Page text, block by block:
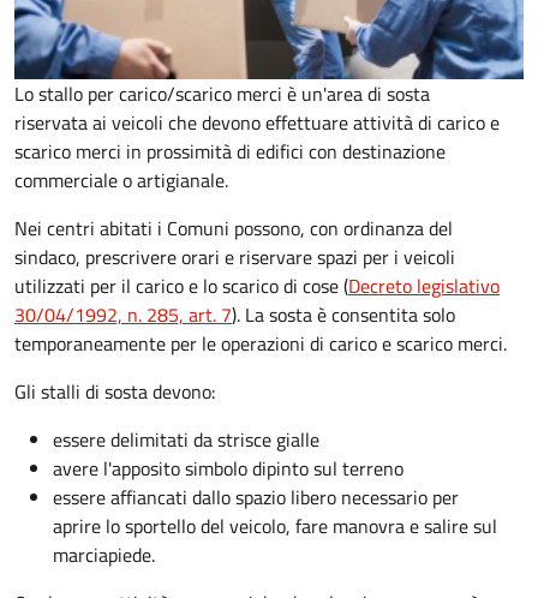
Lo stallo per carico/scarico merci è un'area di sosta
riservata ai veicoli che devono effettuare attività di carico e
scarico merci in prossimità di edifici con destinazione
commerciale o artigianale.
Nei centri abitati i Comuni possono, con ordinanza del
sindaco, prescrivere orari e riservare spazi per i veicoli
utilizzati per il carico e lo scarico di cose (Decreto legislativo
30/04/1992, n. 285, art. 7). La sosta è consentita solo
temporaneamente per le operazioni di carico e scarico merci.
Gli stalli di sosta devono:
essere delimitati da strisce gialle
avere l'apposito simbolo dipinto sul terreno
essere affiancati dallo spazio libero necessario per
aprire lo sportello del veicolo, fare manovra e salire sul
marciapiede.